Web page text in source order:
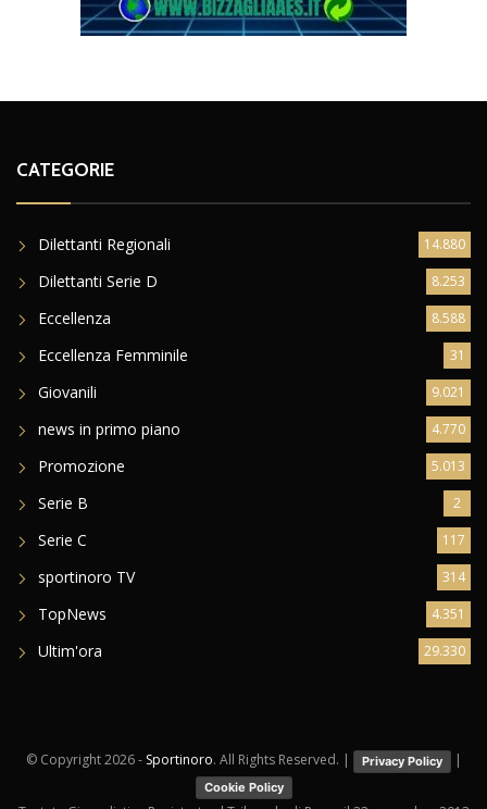
CATEGORIE
Dilettanti Regionali 14.880
Dilettanti Serie D 8.253
Eccellenza 8.588
Eccellenza Femminile 31
Giovanili 9.021
news in primo piano 4.770
Promozione 5.013
Serie B 2
Serie C 117
sportinoro TV 314
TopNews 4.351
Ultim'ora 29.330
© Copyright2026 - Sportinoro. All Rights Reserved. | Privacy Policy |
Cookie Policy